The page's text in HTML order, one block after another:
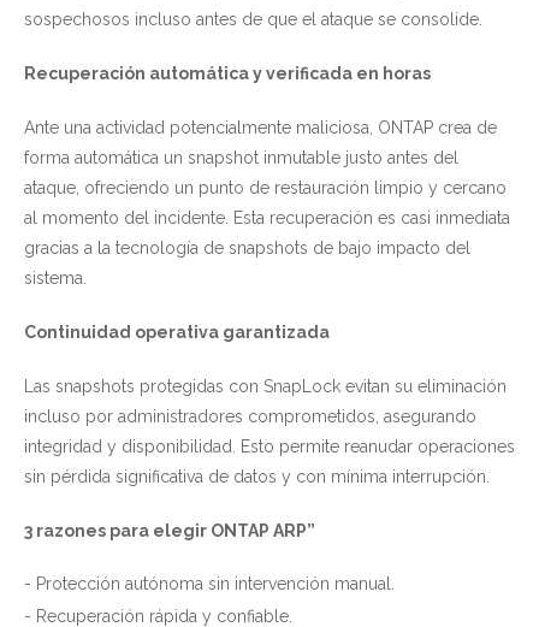
sospechosos incluso antes de que el ataque se consolide.
Recuperación automática y verificada en horas
Ante una actividad potencialmente maliciosa, ONTAP crea de
forma automática un snapshot inmutable justo antes del
ataque, ofreciendo un punto de restauración limpio y cercano
al momento del incidente. Esta recuperación es casi inmediata
gracias a la tecnología de snapshots de bajo impacto del
sistema.
Continuidad operativa garantizada
Las snapshots protegidas con SnapLock evitan su eliminación
incluso por administradores comprometidos, asegurando
integridad y disponibilidad. Esto permite reanudar operaciones
sin pérdida significativa de datos y con mínima interrupción.
3 razones para elegir ONTAP ARP”
- Protección autónoma sin intervención manual.
- Recuperación rápida y confiable.